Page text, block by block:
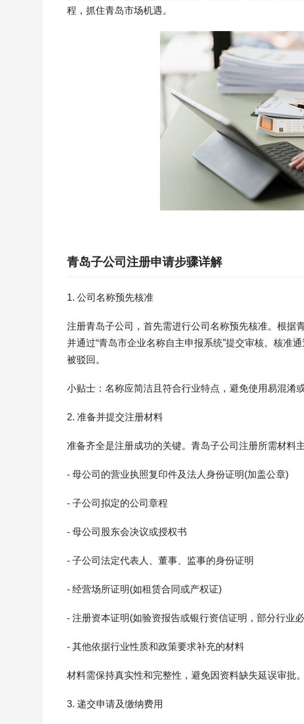
程，抓住青岛市场机遇。
青岛子公司注册申请步骤详解
1. 公司名称预先核准
注册青岛子公司，首先需进行公司名称预先核准。根据
并通过“青岛市企业名称自主申报系统”提交审核。核准
被驳回。
小贴士：名称应简洁且符合行业特点，避免使用易混淆
2. 准备并提交注册材料
准备齐全是注册成功的关键。青岛子公司注册所需材料
- 母公司的营业执照复印件及法人身份证明(加盖公章)
- 子公司拟定的公司章程
- 母公司股东会决议或授权书
- 子公司法定代表人、董事、监事的身份证明
- 经营场所证明(如租赁合同或产权证)
- 注册资本证明(如验资报告或银行资信证明，部分行业
- 其他依据行业性质和政策要求补充的材料
材料需保持真实性和完整性，避免因资料缺失延误审批。
3. 递交申请及缴纳费用